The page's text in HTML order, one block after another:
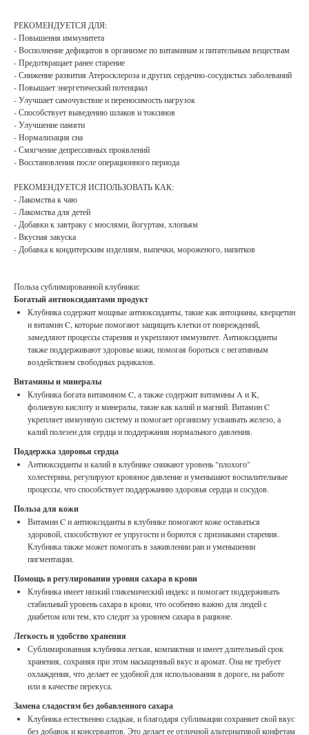
РЕКОМЕНДУЕТСЯ ДЛЯ:
- Повышения иммунитета
- Восполнение дефицитов в организме по витаминам и питательным веществам
- Предотвращает ранее старение
- Снижение развития Атеросклероза и других сердечно-сосудистых заболеваний
- Повышает энергетический потенциал
- Улучшает самочувствие и переносимость нагрузок
- Способствует выведению шлаков и токсинов
- Улучшение памяти
- Нормализация сна
- Смягчение депрессивных проявлений
- Восстановления после операционного периода
РЕКОМЕНДУЕТСЯ ИСПОЛЬЗОВАТЬ КАК:
- Лакомства к чаю
- Лакомства для детей
- Добавки к завтраку с мюслями, йогуртам, хлопьям
- Вкусная закуска
- Добавка к кондитерским изделиям, выпечки, мороженого, напитков
Польза сублимированной клубники:
Богатый антиоксидантами продукт
Клубника содержит мощные антиоксиданты, такие как антоцианы, кверцетин
и витамин C, которые помогают защищать клетки от повреждений,
замедляют процессы старения и укрепляют иммунитет. Антиоксиданты
также поддерживают здоровье кожи, помогая бороться с негативным
воздействием свободных радикалов.
Витамины и минералы
Клубника богата витамином C, а также содержит витамины A и K,
фолиевую кислоту и минералы, такие как калий и магний. Витамин C
укрепляет иммунную систему и помогает организму усваивать железо, а
калий полезен для сердца и поддержания нормального давления.
Поддержка здоровья сердца
Антиоксиданты и калий в клубнике снижают уровень "плохого"
холестерина, регулируют кровяное давление и уменьшают воспалительные
процессы, что способствует поддержанию здоровья сердца и сосудов.
Польза для кожи
Витамин C и антиоксиданты в клубнике помогают коже оставаться
здоровой, способствуют ее упругости и борются с признаками старения.
Клубника также может помогать в заживлении ран и уменьшении
пигментации.
Помощь в регулировании уровня сахара в крови
Клубника имеет низкий гликемический индекс и помогает поддерживать
стабильный уровень сахара в крови, что особенно важно для людей с
диабетом или тем, кто следит за уровнем сахара в рационе.
Легкость и удобство хранения
Сублимированная клубника легкая, компактная и имеет длительный срок
хранения, сохраняя при этом насыщенный вкус и аромат. Она не требует
охлаждения, что делает ее удобной для использования в дороге, на работе
или в качестве перекуса.
Замена сладостям без добавленного сахара
Клубника естественно сладкая, и благодаря сублимации сохраняет свой вкус
без добавок и консервантов. Это делает ее отличной альтернативой конфетам